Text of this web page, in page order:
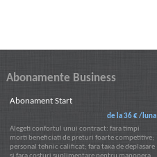
Abonamente Business
Abonament Start
de la 36 € /luna
Alegeti confortul unui contract: fara timpi
morti beneficiati de preturi foarte competitive;
personal tehnic calificat; fara taxa de deplasare